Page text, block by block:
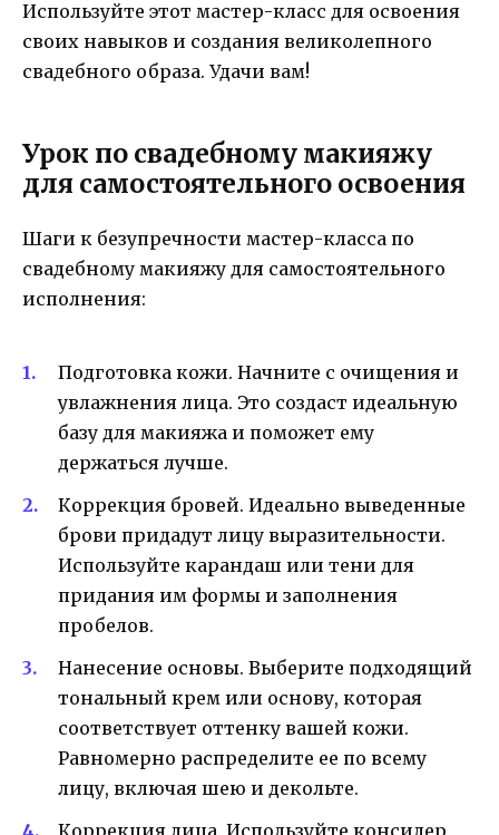
Используйте этот мастер-класс для освоения
своих навыков и создания великолепного
свадебного образа. Удачи вам!
Урок по свадебному макияжу
для самостоятельного освоения
Шаги к безупречности мастер-класса по
свадебному макияжу для самостоятельного
исполнения:
Подготовка кожи. Начните с очищения и
увлажнения лица. Это создаст идеальную
базу для макияжа и поможет ему
держаться лучше.
Коррекция бровей. Идеально выведенные
брови придадут лицу выразительности.
Используйте карандаш или тени для
придания им формы и заполнения
пробелов.
Нанесение основы. Выберите подходящий
тональный крем или основу, которая
соответствует оттенку вашей кожи.
Равномерно распределите ее по всему
лицу, включая шею и декольте.